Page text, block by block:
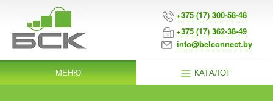
+375 (17) 300-58-48
+375 (17) 362-38-49
info@belconnect.by
МЕНЮ КАТАЛОГ